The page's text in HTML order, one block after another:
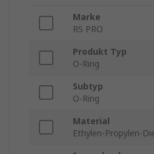
Marke
RS PRO
Produkt Typ
O-Ring
Subtyp
O-Ring
Material
Ethylen-Propylen-